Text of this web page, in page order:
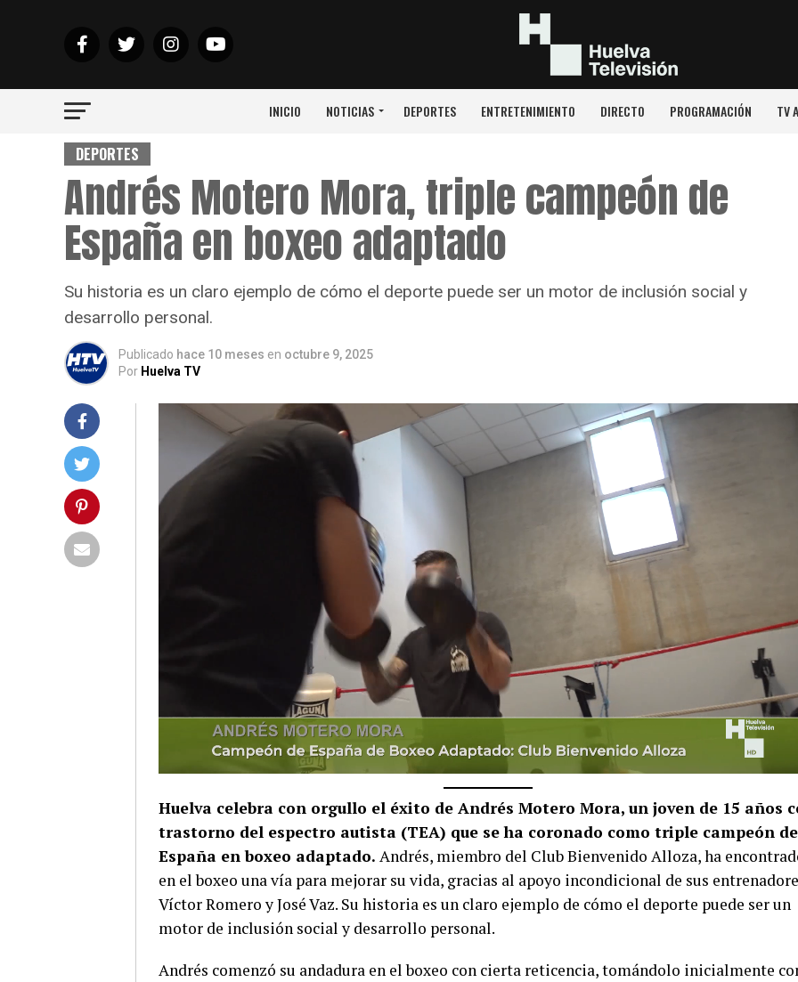
INICIO NOTICIAS DEPORTES ENTRETENIMIENTO DIRECTO PROGRAMACIÓN TV
DEPORTES
Andrés Motero Mora, triple campeón de
España en boxeo adaptado
Su historia es un claro ejemplo de cómo el deporte puede ser un motor de inclusión social y
desarrollo personal.
Publicado hace 10 meses en octubre 9, 2025
Por Huelva TV
Huelva celebra con orgullo el éxito de Andrés Motero Mora, un joven de 15 años
trastorno del espectro autista (TEA) que se ha coronado como triple campeón de
España en boxeo adaptado. Andrés, miembro del Club Bienvenido Alloza, ha
en el boxeo una vía para mejorar su vida, gracias al apoyo incondicional de sus
Víctor Romero y José Vaz. Su historia es un claro ejemplo de cómo el deporte puede ser un
motor de inclusión social y desarrollo personal.
Andrés comenzó su andadura en el boxeo con cierta reticencia, tomándolo inicialmente